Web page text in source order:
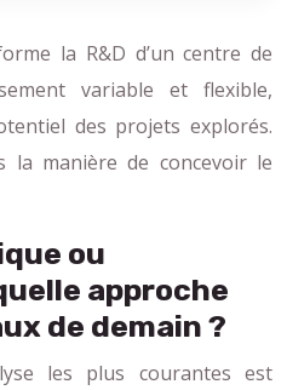
la R&D d’un centre de
variable et flexible,
des projets explorés.
la manière de concevoir le
ou
approche
de demain ?
les plus courantes est